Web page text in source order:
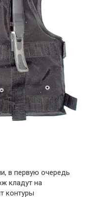
в первую очередь
кладут на
контуры